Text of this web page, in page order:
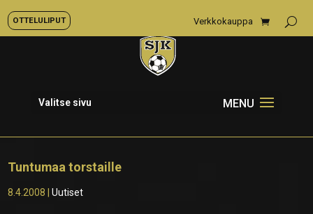
OTTELULIPUT Verkkokauppa
Valitse sivu
Tuntumaa torstaille
8.4.2008 |Uutiset